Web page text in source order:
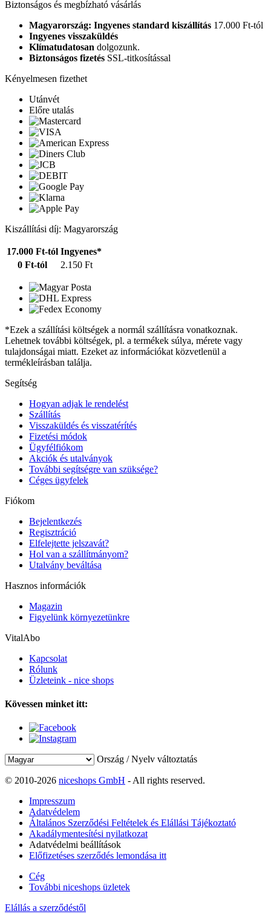
Biztonságos és megbízható vásárlás
Magyarország: Ingyenes standard kiszállítás 17.000 Ft-tól
Ingyenes visszaküldés
Klímatudatosan dolgozunk.
Biztonságos fizetés SSL-titkosítással
Kényelmesen fizethet
Utánvét
Előre utalás
Kiszállítási díj: Magyarország
17.000 Ft-tól Ingyenes*
0 Ft-tól
2.150 Ft
*Ezek a szállítási költségek a normál szállításra vonatkoznak.
Lehetnek további költségek, pl. a termékek súlya, mérete vagy
tulajdonságai miatt. Ezeket az információkat közvetlenül a
termékleírásban találja.
Segítség
Hogyan adjak le rendelést
Szállítás
Visszaküldés és visszatérítés
Fizetési módok
Ügyfélfiókom
Akciók és utalványok
További segítségre van szüksége?
Céges ügyfelek
Fiókom
Bejelentkezés
Regisztráció
Elfelejtette jelszavát?
Hol van a szállítmányom?
Utalvány beváltása
Hasznos információk
Magazin
Figyelünk környezetünkre
VitalAbo
Kapcsolat
Rólunk
Üzleteink - nice shops
Kövessen minket itt:
Ország / Nyelv változtatás
© 2010-2026 niceshops GmbH - All rights reserved.
Impresszum
Adatvédelem
Általános Szerződési Feltételek és Elállási Tájékoztató
Akadálymentesítési nyilatkozat
Adatvédelmi beállítások
Előfizetéses szerződés lemondása itt
Cég
További niceshops üzletek
Elállás a szerződéstől